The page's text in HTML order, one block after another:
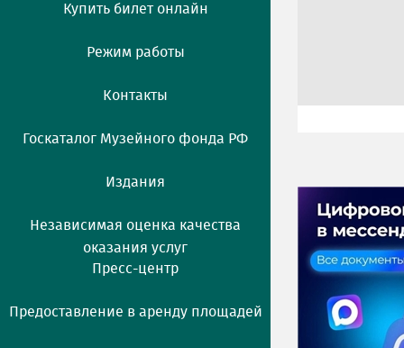
Купить билет онлайн
Режим работы
Контакты
Госкаталог Музейного фонда РФ
Издания
Независимая оценка качества
оказания услуг
Пресс-центр
Предоставление в аренду площадей